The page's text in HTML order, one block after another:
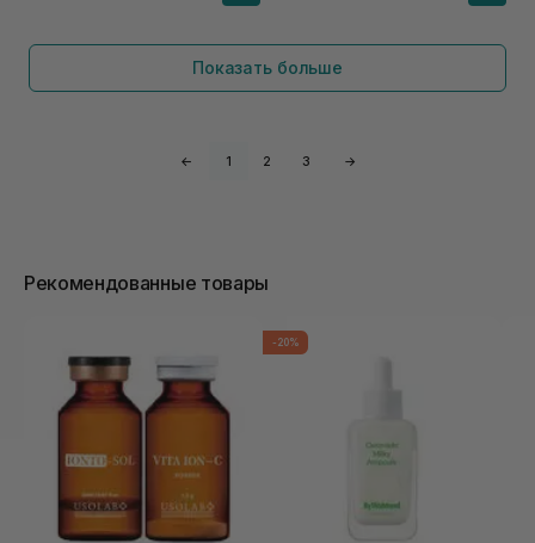
Показать больше
← 1 2 3 →
Рекомендованные товары
-20%